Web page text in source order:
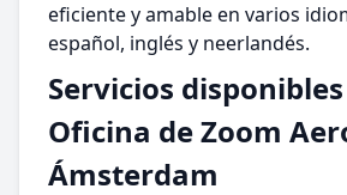
eficiente y amable en varios
español, inglés y neerlandés.
Servicios
Oficina de Zoom
Ámsterdam